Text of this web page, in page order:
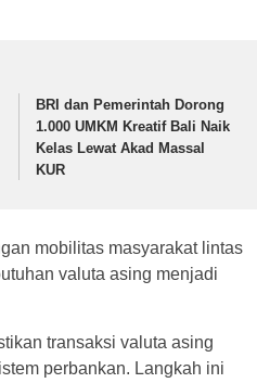
BRI dan Pemerintah Dorong
1.000 UMKM Kreatif Bali Naik
Kelas Lewat Akad Massal
KUR
mobilitas masyarakat lintas
valuta asing menjadi
transaksi valuta asing
perbankan. Langkah ini